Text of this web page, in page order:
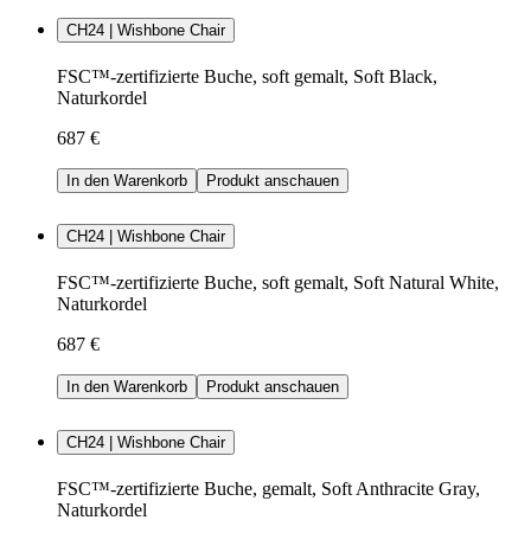
CH24 | Wishbone Chair
FSC™-zertifizierte Buche, soft gemalt, Soft Black,
Naturkordel
687 €
In den Warenkorb Produkt anschauen
CH24 | Wishbone Chair
FSC™-zertifizierte Buche, soft gemalt, Soft Natural White,
Naturkordel
687 €
In den Warenkorb Produkt anschauen
CH24 | Wishbone Chair
FSC™-zertifizierte Buche, gemalt, Soft Anthracite Gray,
Naturkordel